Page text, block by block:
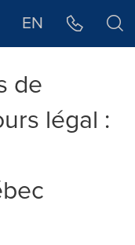
EN
de
légal :